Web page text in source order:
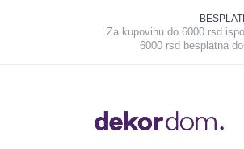
Za kupovinu do 6000 rsd
6000 rsd besplatna